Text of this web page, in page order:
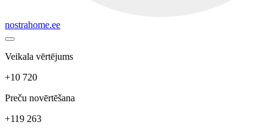
nostrahome.ee
Veikala vērtējums
+10 720
Preču novērtēšana
+119 263